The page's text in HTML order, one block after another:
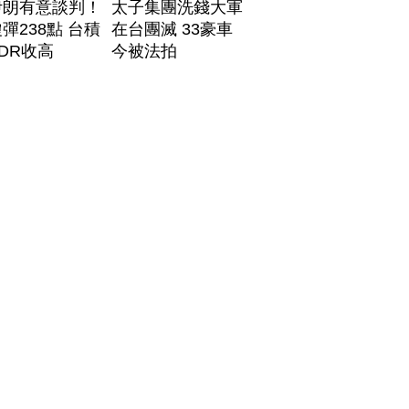
有意談判！
238點 台積
收高
太子集團洗錢大軍
在台團滅 33豪車
今被法拍